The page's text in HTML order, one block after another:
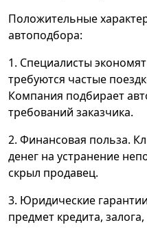
Положительные
автоподбора:
1. Специалисты
требуются частые
Компания подбирает
требований заказчика.
2. Финансовая польза.
денег на устранение
скрыл продавец.
3. Юридические
предмет кредита,